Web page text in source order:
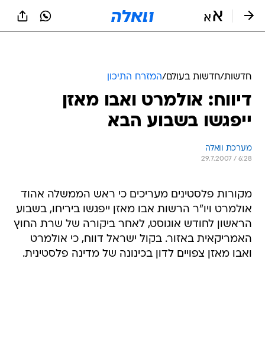
חדשות/חדשות בעולם/המזרח התיכון
דיווח: אולמרט ואבו מאזן
ייפגשו בשבוע הבא
מערכת וואלה
29.7.2007 / 6:28
מקורות פלסטינים מעריכים כי ראש הממשלה אהוד
אולמרט ויו"ר הרשות אבו מאזן ייפגשו ביריחו, בשבוע
הראשון לחודש אוגוסט, לאחר ביקורה של שרת החוץ
האמריקאית באזור. בקול ישראל דווח, כי אולמרט
ואבו מאזן צפויים לדון בכינונה של מדינה פלסטינית.